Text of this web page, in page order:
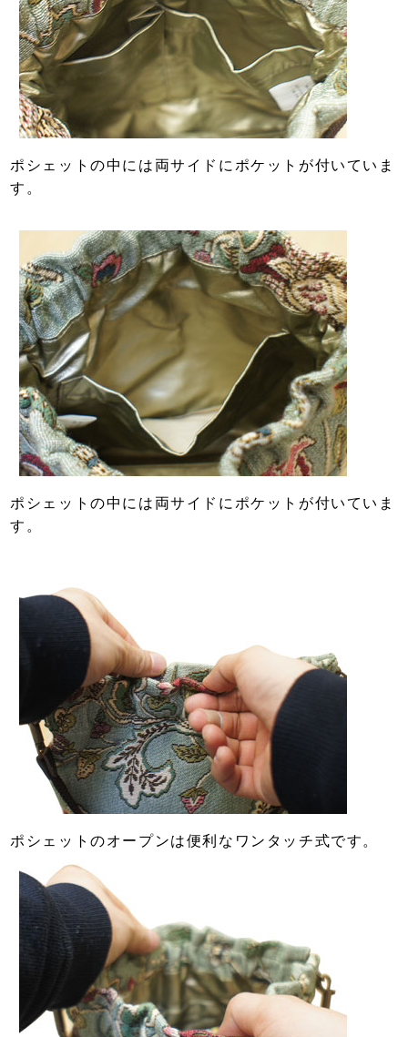
ポシェットの中には両サイドにポケットが付いていま
す。
ポシェットの中には両サイドにポケットが付いていま
す。
ポシェットのオープンは便利なワンタッチ式です。